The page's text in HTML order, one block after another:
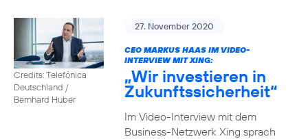
Credits: Telefónica
Deutschland /
Bernhard Huber
27. November 2020
CEO MARKUS HAAS IM VIDEO-
INTERVIEW MIT XING:
„Wir investieren in
Zukunftssicherheit“
Im Video-Interview mit dem
Business-Netzwerk Xing sprach